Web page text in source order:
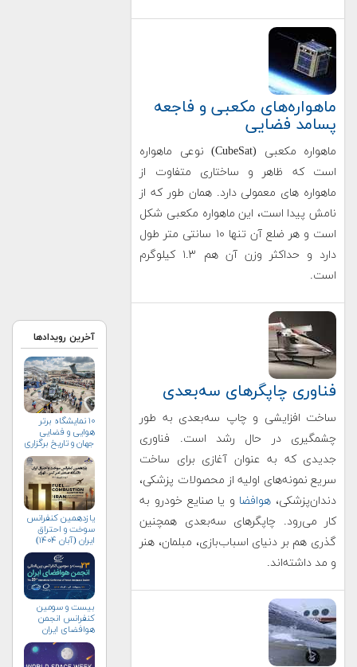
ماهواره‌های مکعبی و فاجعه
پسامد فضایی
ماهواره مکعبی (CubeSat) نوعی ماهواره
است که ظاهر و ساختاری متفاوت از
ماهواره های معمولی دارد. همان طور که از
نامش پیدا است، این ماهواره مکعبی شکل
است و هر ضلع آن تنها ۱۰ سانتی متر طول
دارد و حداکثر وزن آن هم ۱.۳ کیلوگرم
است.
فناوری چاپگرهای سه‌بعدی
ساخت افزایشی و چاپ سه‌بعدی به طور
چشمگیری در حال رشد است. فناوری
جدیدی که به عنوان آغازی برای ساخت
سریع نمونه‌های اولیه از محصولات پزشکی،
دندان‌پزشکی، هوافضا و یا صنایع خودرو به
کار می‌رود. چاپگرهای سه‌بعدی همچنین
گذری هم بر دنیای اسباب‌بازی، مبلمان، هنر
و مد داشته‌اند.
آخرین رویدادها
۱۰ نمایشگاه برتر
هوایی و فضایی
جهان و تاریخ برگزاری
آن‌ها
یازدهمین کنفرانس
سوخت و احتراق
ایران (آبان‌ ۱۴۰۴)
بیست و سومین
کنفرانس انجمن
هوافضای ايران